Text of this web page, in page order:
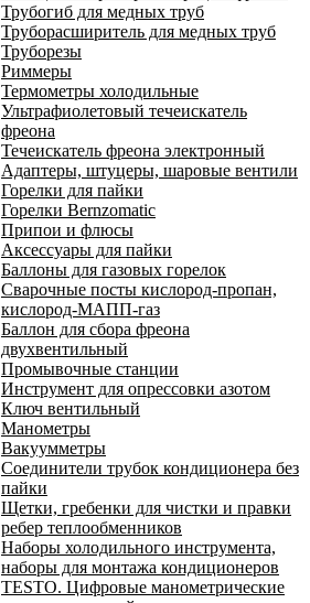
Трубогиб для медных труб
Труборасширитель для медных труб
Труборезы
Риммеры
Термометры холодильные
Ультрафиолетовый течеискатель
фреона
Течеискатель фреона электронный
Адаптеры, штуцеры, шаровые вентили
Горелки для пайки
Горелки Bernzomatic
Припои и флюсы
Аксессуары для пайки
Баллоны для газовых горелок
Сварочные посты кислород-пропан,
кислород-МАПП-газ
Баллон для сбора фреона
двухвентильный
Промывочные станции
Инструмент для опрессовки азотом
Ключ вентильный
Манометры
Вакуумметры
Соединители трубок кондиционера без
пайки
Щетки, гребенки для чистки и правки
ребер теплообменников
Наборы холодильного инструмента,
наборы для монтажа кондиционеров
TESTO. Цифровые манометрические